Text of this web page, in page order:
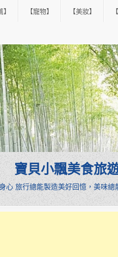
【寵物】 【美妝】
寶貝小飄美食旅
心 旅行總能製造美好回憶，美味